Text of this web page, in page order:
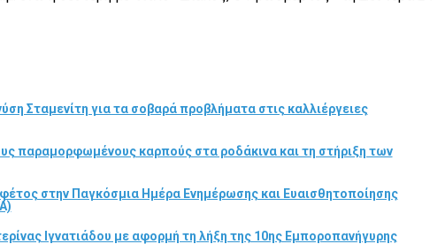
Σταμενίτη για τα σοβαρά προβλήματα στις καλλιέργειες
παραμορφωμένους καρπούς στα ροδάκινα και τη στήριξη των
στην Παγκόσμια Ημέρα Ενημέρωσης και Ευαισθητοποίησης
Ιγνατιάδου με αφορμή τη λήξη της 10ης Εμποροπανήγυρης